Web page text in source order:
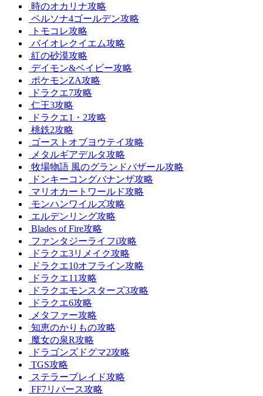
時のオカリナ攻略
ペルソナ4ゴールデン攻略
トモコレ攻略
バイオレクイエム攻略
紅の砂漠攻略
デイモン&ベイビー攻略
ポケモンZA攻略
ドラクエ7攻略
仁王3攻略
ドラクエ1・2攻略
桃鉄2攻略
ゴーストオブヨウテイ攻略
メタルギアデルタ攻略
牧場物語 風のグランドバザール攻略
ドンキーコングバナンザ攻略
マリオカートワールド攻略
モンハンワイルズ攻略
エルデンリング攻略
Blades of Fire攻略
ファンタジーライフi攻略
ドラクエ3リメイク攻略
ドラクエ10オフライン攻略
ドラクエ11攻略
ドラクエモンスターズ3攻略
ドラクエ6攻略
メタファー攻略
知恵のかりもの攻略
魔女の泉R攻略
ドラゴンズドグマ2攻略
TGS攻略
ステラーブレイド攻略
FF7リバース攻略